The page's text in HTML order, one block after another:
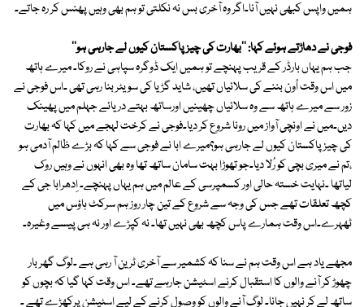
ہمیں واپس کبھی نہیں آنا۔اگر وہ آخری بس نہ نکلتی تو ہم بھی وہیں پھنس کر رہ جاتے۔
فوجی نے دھاڑتے ہوئے کہا: ''بھارت کی چیز پاکستان کیوں لے جارہی ہو''
جب ہم یہاں بارڈر کے قریب پہنچے تو ہمیں ایک ڈوگرہ سپاہی نے روکا۔ میرے ہاتھ
میں اس وقت اُون بننے کی سلائیاں تھیں، شاید گڑیا کی سویٹر بنا رہی تھی ۔اس فوجی نے
زور سے میرے ہاتھ سے وہ سلائیاں چھینیں اورساتھ بہتے دریائے جہلم میں پھینک
دیں۔میں نے اونچی آواز میں رونا شروع کر دیا۔فوجی نے کرخت لہجے میں کہا کہ بھارت
کی چیز پاکستان کیوں لے جارہی ہو؟میرے ابا نے فوجی سے کہا کہ بڑے ظالم آدمی ہو
،تم نے میری بچی کو رُلا دیا۔جو تھوڑا بہت سامان ساتھ تھا وہ بھی انہوں نے وہیں روک
لیاتھا ۔نہایت خستہ حالی اور کسمپرسی کے عالم میں ہم یہاں پہنچے۔ اِدھرابا جی کے
کچھ تعلقات تھے جس کی وجہ سے شروع کے تین چار روز ہم سرکٹ ہاؤس میں
ٹھہرے۔اس وقت ہمارے پاس کچھ بھی نہیں تھا۔ نہ کپڑے اور نہ ہی پیسے وغیرہ۔
مجھے یاد ہے اس وقت ہم نے سنا کہ کشمیر سے آخری ٹرین آ رہی ہے ۔لوگ گھر بار
چھوڑ کر آنے والوں کا استقبال کرنے اسٹیشن جارہے تھے۔ اس وقت کہا گیا کہ بچوں کو
ساتھ لے کر نہیں جانا۔ لوگ آنے والوں کو وصول کرنے کے لیے اسٹیشن پرکھڑے تھے ۔